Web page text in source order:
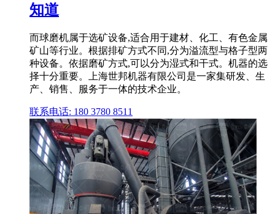
知道
而球磨机属于选矿设备,适合用于建材、化工、有色金属
矿山等行业。根据排矿方式不同,分为溢流型与格子型两
种设备。依据磨矿方式,可以分为湿式和干式。机器的选
择十分重要。上海世邦机器有限公司是一家集研发、生
产、销售、服务于一体的技术企业。
联系电话: 180 3780 8511